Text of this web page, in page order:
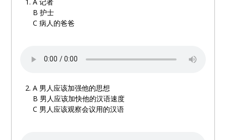
B 护士
C 病人的爸爸
A 男人应该加强他的思想
B 男人应该加快他的汉语速度
C 男人应该观察会议用的汉语